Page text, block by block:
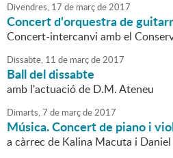
Divendres, 17 de marçde2017
Concert d'orquestra de
Concert-intercanvi amb el
Dissabte, 11 de marçde2017
Ball del dissabte
amb l'actuació de D.M. Ateneu
Dimarts,7 de marçde2017
Música. Concert de piano i
a càrrec de Kalina Macuta i